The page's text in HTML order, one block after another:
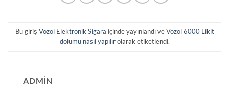
Bu giriş Vozol Elektronik Sigara içinde yayınlandı veVozol 6000 Likit
dolumu nasıl yapılırolarak etiketlendi.
ADMIN